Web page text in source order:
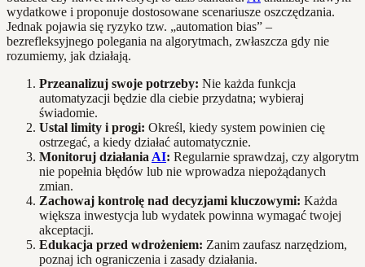
wydatkowe i proponuje dostosowane scenariusze oszczędzania.
Jednak pojawia się ryzyko tzw. „automation bias” –
bezrefleksyjnego polegania na algorytmach, zwłaszcza gdy nie
rozumiemy, jak działają.
Przeanalizuj swoje potrzeby: Nie każda funkcja
automatyzacji będzie dla ciebie przydatna; wybieraj
świadomie.
Ustal limity i progi: Określ, kiedy system powinien cię
ostrzegać, a kiedy działać automatycznie.
Monitoruj działania AI: Regularnie sprawdzaj, czy algorytm
nie popełnia błędów lub nie wprowadza niepożądanych
zmian.
Zachowaj kontrolę nad decyzjami kluczowymi: Każda
większa inwestycja lub wydatek powinna wymagać twojej
akceptacji.
Edukacja przed wdrożeniem: Zanim zaufasz narzędziom,
poznaj ich ograniczenia i zasady działania.